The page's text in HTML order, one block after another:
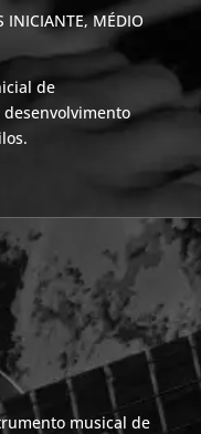
INICIANTE, MÉDIO
de
musical de